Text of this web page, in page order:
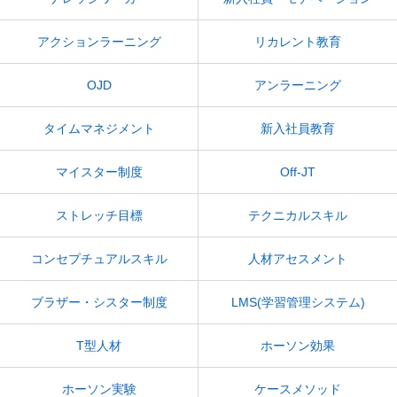
アクションラーニング リカレント教育
OJD アンラーニング
タイムマネジメント 新入社員教育
マイスター制度 Off-JT
ストレッチ目標 テクニカルスキル
コンセプチュアルスキル 人材アセスメント
ブラザー・シスター制度 LMS(学習管理システム)
T型人材 ホーソン効果
ホーソン実験 ケースメソッド